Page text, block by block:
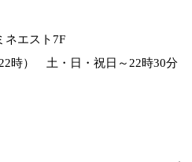
ネエスト7F
時） 土・日・祝日～22時30分